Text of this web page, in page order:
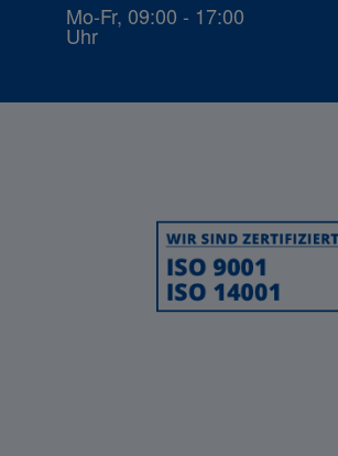
Mo-Fr, 09:00 - 17:00
Uhr